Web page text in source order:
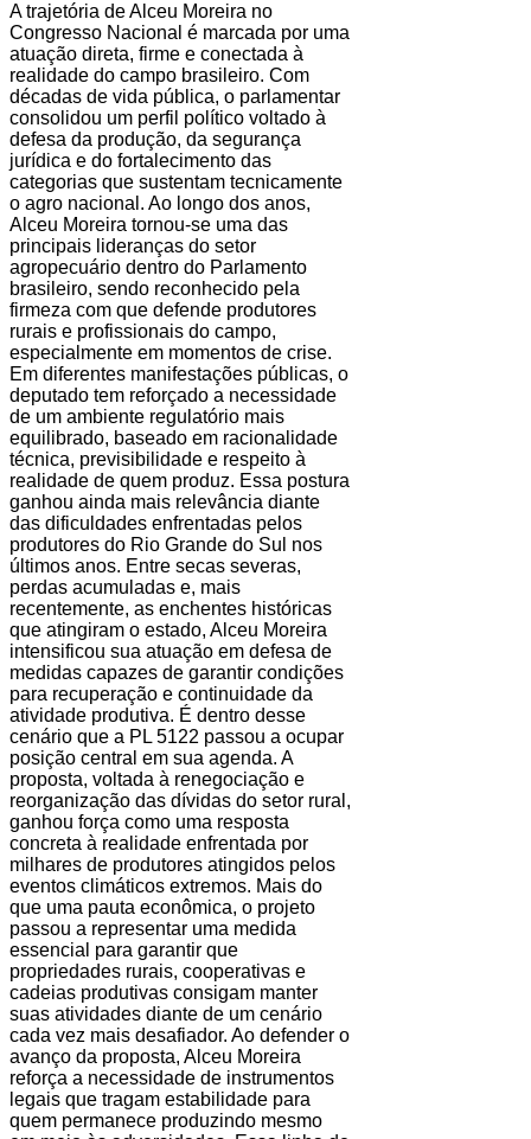
A trajetória de Alceu Moreira no
Congresso Nacional é marcada por uma
atuação direta, firme e conectada à
realidade do campo brasileiro. Com
décadas de vida pública, o parlamentar
consolidou um perfil político voltado à
defesa da produção, da segurança
jurídica e do fortalecimento das
categorias que sustentam tecnicamente
o agro nacional. Ao longo dos anos,
Alceu Moreira tornou-se uma das
principais lideranças do setor
agropecuário dentro do Parlamento
brasileiro, sendo reconhecido pela
firmeza com que defende produtores
rurais e profissionais do campo,
especialmente em momentos de crise.
Em diferentes manifestações públicas, o
deputado tem reforçado a necessidade
de um ambiente regulatório mais
equilibrado, baseado em racionalidade
técnica, previsibilidade e respeito à
realidade de quem produz. Essa postura
ganhou ainda mais relevância diante
das dificuldades enfrentadas pelos
produtores do Rio Grande do Sul nos
últimos anos. Entre secas severas,
perdas acumuladas e, mais
recentemente, as enchentes históricas
que atingiram o estado, Alceu Moreira
intensificou sua atuação em defesa de
medidas capazes de garantir condições
para recuperação e continuidade da
atividade produtiva. É dentro desse
cenário que a PL 5122 passou a ocupar
posição central em sua agenda. A
proposta, voltada à renegociação e
reorganização das dívidas do setor rural,
ganhou força como uma resposta
concreta à realidade enfrentada por
milhares de produtores atingidos pelos
eventos climáticos extremos. Mais do
que uma pauta econômica, o projeto
passou a representar uma medida
essencial para garantir que
propriedades rurais, cooperativas e
cadeias produtivas consigam manter
suas atividades diante de um cenário
cada vez mais desafiador. Ao defender o
avanço da proposta, Alceu Moreira
reforça a necessidade de instrumentos
legais que tragam estabilidade para
quem permanece produzindo mesmo